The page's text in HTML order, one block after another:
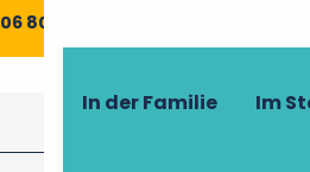
In der Familie Im
06 80 25 97